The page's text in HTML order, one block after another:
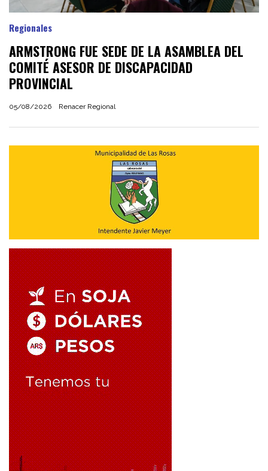
ARMSTRONG FUE SEDE DE LA ASAMBLEA DEL
COMITÉ ASESOR DE DISCAPACIDAD
PROVINCIAL
Renacer Regional
Regionales
05/08/2026